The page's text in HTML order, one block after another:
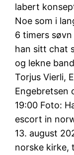
labert
Noe som i
6 timers
han sitt chat
og lekne
Torjus Vierli,
Engebretsen
19:00 Foto:
escort in
13. august
norske kirke,